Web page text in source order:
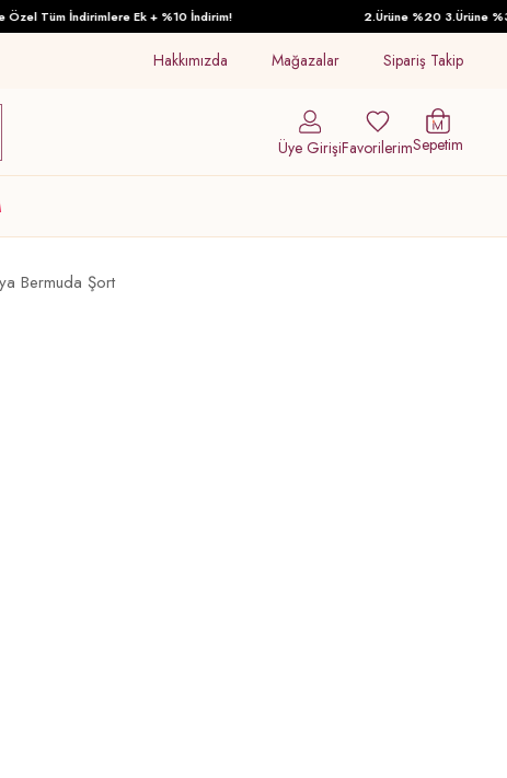
Tüm İndirimlere Ek + %10 İndirim! 2.Ürüne %20 3.Ürüne %30
Hakkımızda Mağazalar Sipariş Takip
Üye GirişiFavorilerimSepetim
Bermuda Şort